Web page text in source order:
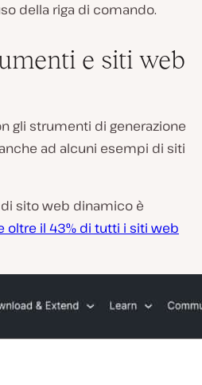
della riga di comando.
e siti web
gli strumenti di generazione
ad alcuni esempi di siti
sito web dinamico è
oltre il 43% di tutti i siti web